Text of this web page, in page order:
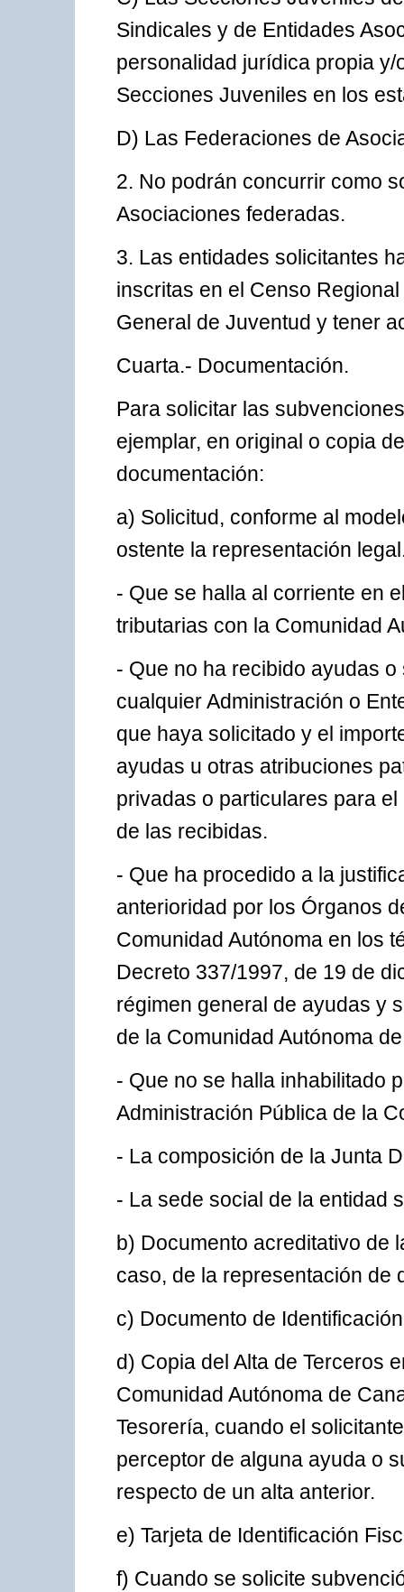
Sindicales y de Entidades
personalidad jurídica propia
Secciones Juveniles en los
D) Las Federaciones de
2. No podrán concurrir como
Asociaciones federadas.
3. Las entidades solicitantes
inscritas en el Censo
General de Juventud y tener
Cuarta.- Documentación.
Para solicitar las
ejemplar, en original o copia
documentación:
a) Solicitud, conforme al
ostente la representación
- Que se halla al corriente en
tributarias con la Comunidad
- Que no ha recibido ayudas
cualquier Administración o
que haya solicitado y el
ayudas u otras atribuciones
privadas o particulares para
de las recibidas.
- Que ha procedido a la
anterioridad por los Órganos
Comunidad Autónoma en los
Decreto 337/1997, de 19 de
régimen general de ayudas y
de la Comunidad Autónoma
- Que no se halla inhabilitado
Administración Pública de la
- La composición de la Junta
- La sede social de la entidad
b) Documento acreditativo de
caso, de la representación de
c) Documento de
d) Copia del Alta de Terceros
Comunidad Autónoma de
Tesorería, cuando el
perceptor de alguna ayuda o
respecto de un alta anterior.
e) Tarjeta de Identificación
f) Cuando se solicite